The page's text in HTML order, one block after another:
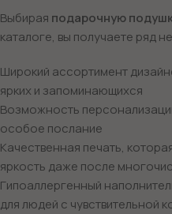
Выбирая подарочную
каталоге, вы получаете ряд
Широкий ассортимент
ярких и запоминающихся
Возможность
особое послание
Качественная печать,
яркость даже после
Гипоаллергенный
для людей с чувствительной